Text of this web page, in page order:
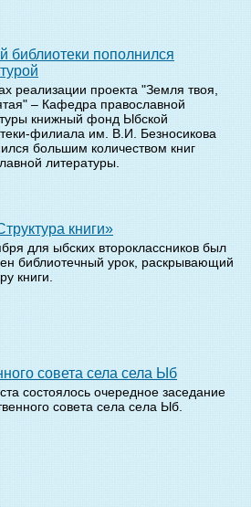
реализации проекта "Земля твоя,
– Кафедра православной
книжный фонд Ыбской
филиала им. В.И. Безносикова
большим количеством книг
литературы.
книги»
для ыбских второклассников был
библиотечный урок, раскрывающий
книги.
совета села села Ыб
состоялось очередное заседание
совета села села Ыб.